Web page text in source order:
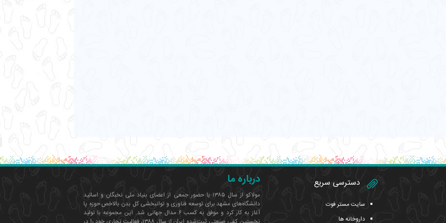
درباره ما
مولاکو از سال ۱۳۸۵ با حضور جمعی از اعضای بنیاد ملی نخبگان و اساتید
دانشگاه‌های مشهد برای توسعه فناوری‌ و توانبخشی کل بدن بالاخص حوزه پا
آغاز به کار کرد و موفق به کسب ۶ مدال جهانی شد. این مجموعه با تولید
دسترسی سریع
سایت مستر فوت
داروخانه ها